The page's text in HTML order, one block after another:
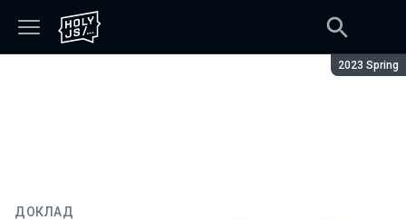
Сезон:
2023 Spring
ДОКЛАД